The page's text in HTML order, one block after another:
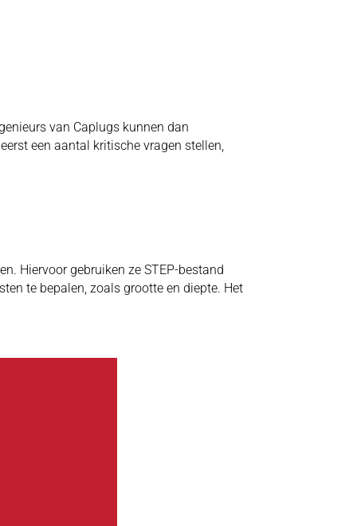
van Caplugs kunnen dan
een aantal kritische vragen stellen,
Hiervoor gebruiken ze STEP-bestand
te bepalen, zoals grootte en diepte. Het